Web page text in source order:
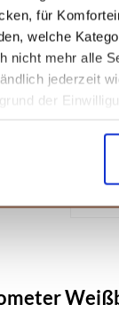
für
welche
nicht mehr alle
jederzeit
der
in unseren